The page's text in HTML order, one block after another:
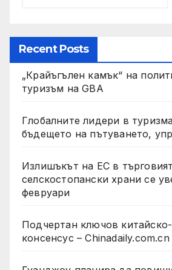
Recent Posts
„Крайъгълен камък“ на
туризъм на GBA
Глобалните лидери в
бъдещето на пътуването,
Излишъкът на ЕС в
селскостопански храни се
февруари
Подчертан ключов
консенсус – Chinadaily.com.cn